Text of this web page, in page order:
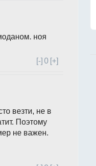
ноя
[-] 0 [+]
везти, не в
Поэтому
не важен.